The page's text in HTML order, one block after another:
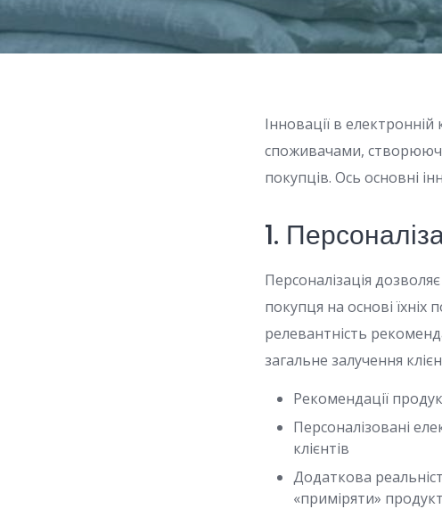
Інновації в
споживачами,
покупців. Ось основні
1.
Персоналізація
покупця на основі їхніх
релевантність
загальне залучення
Рекомендації
Персоналізовані
клієнтів
Додаткова
«приміряти»